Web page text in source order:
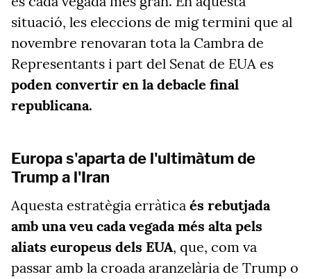
situació, les eleccions de mig termini que al
novembre renovaran tota la Cambra de
Representants i part del Senat de EUA es
poden convertir en la debacle final
republicana.
Europa s'aparta de l'ultimàtum de
Trump a l'Iran
Aquesta estratègia erràtica és rebutjada
amb una veu cada vegada més alta pels
aliats europeus dels EUA, que, com va
passar amb la croada aranzelària de Trump o